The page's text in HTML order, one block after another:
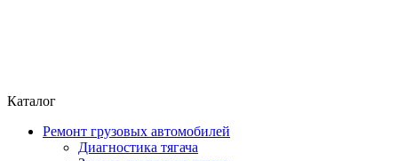
Каталог
Ремонт грузовых автомобилей
Диагностика тягача